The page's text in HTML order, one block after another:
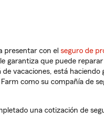
presentar con el seguro de
garantiza que puede
vacaciones, está haciendo
como su compañía de
una cotización de